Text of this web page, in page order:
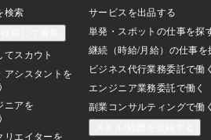
時は担任の先生に相談に乗ってもらいま
した。担任の先生と相談の上で朝は私と
登校する様にしました。